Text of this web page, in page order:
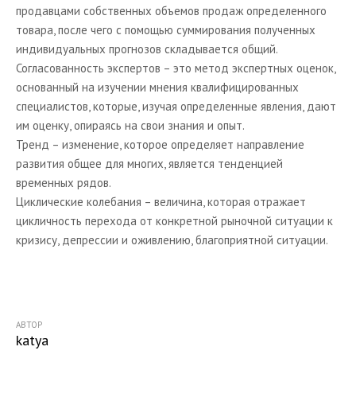
продавцами собственных объемов продаж определенного
товара, после чего с помощью суммирования полученных
индивидуальных прогнозов складывается общий.
Согласованность экспертов – это метод экспертных оценок,
основанный на изучении мнения квалифицированных
специалистов, которые, изучая определенные явления, дают
им оценку, опираясь на свои знания и опыт.
Тренд – изменение, которое определяет направление
развития общее для многих, является тенденцией
временных рядов.
Циклические колебания – величина, которая отражает
цикличность перехода от конкретной рыночной ситуации к
кризису, депрессии и оживлению, благоприятной ситуации.
АВТОР
katya